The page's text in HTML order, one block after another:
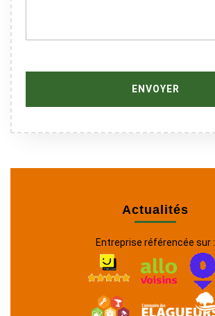
Actualités
Entreprise référencée sur :